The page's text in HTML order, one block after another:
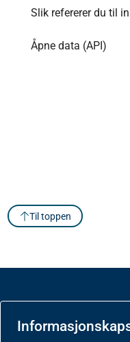
Slik refererer du til
Åpne data (API)
Til toppen